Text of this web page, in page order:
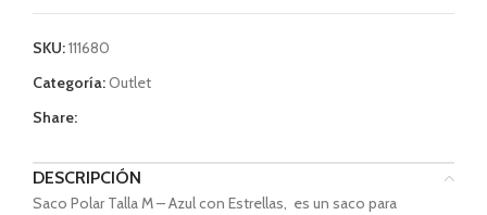
SKU:111680
Categoría:Outlet
Share:
DESCRIPCIÓN
Saco Polar Talla M – Azul con Estrellas, es un saco para